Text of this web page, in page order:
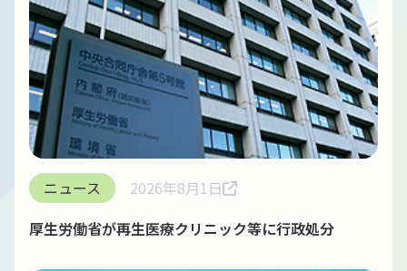
ニュース 2026年8月1日
厚生労働省が再生医療クリニック等に行政処分